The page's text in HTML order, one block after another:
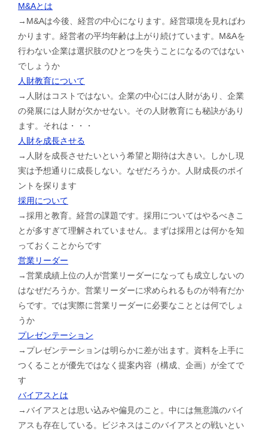
M&Aとは
→M&Aは今後、経営の中心になります。経営環境を見ればわ
かります。経営者の平均年齢は上がり続けています。M&Aを
行わない企業は選択肢のひとつを失うことになるのではない
でしょうか
人財教育について
→人財はコストではない。企業の中心には人財があり、企業
の発展には人財が欠かせない。その人財教育にも秘訣があり
ます。それは・・・
人財を成長させる
→人財を成長させたいという希望と期待は大きい。しかし現
実は予想通りに成長しない。なぜだろうか。人財成長のポイ
ントを探ります
採用について
→採用と教育。経営の課題です。採用についてはやるべきこ
とが多すぎて理解されていません。まずは採用とは何かを知
っておくことからです
営業リーダー
→営業成績上位の人が営業リーダーになっても成立しないの
はなぜだろうか。営業リーダーに求められるものが特有だか
らです。では実際に営業リーダーに必要なこととは何でしょ
うか
プレゼンテーション
→プレゼンテーションは明らかに差が出ます。資料を上手に
つくることが優先ではなく提案内容（構成、企画）が全てで
す
バイアスとは
→バイアスとは思い込みや偏見のこと。中には無意識のバイ
アスも存在している。ビジネスはこのバイアスとの戦いとい